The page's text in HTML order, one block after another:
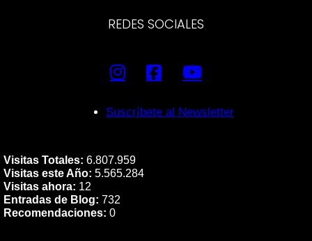
REDES SOCIALES
Suscríbete al Newsletter
Visitas Totales: 6.807.959
Visitas este Año: 5.565.284
Visitas ahora: 12
Entradas de Blog: 732
Recomendaciones: 0